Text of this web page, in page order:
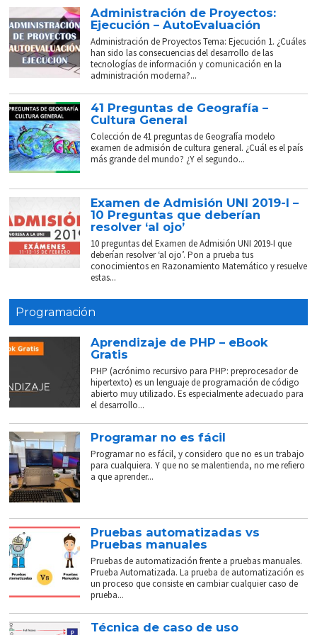
Administración de Proyectos:
Ejecución – AutoEvaluación
Administración de Proyectos Tema: Ejecución 1. ¿Cuáles
han sido las consecuencias del desarrollo de las
tecnologías de información y comunicación en la
administración moderna?...
41 Preguntas de Geografía –
Cultura General
Colección de 41 preguntas de Geografía modelo
examen de admisión de cultura general. ¿Cuál es el país
más grande del mundo? ¿Y el segundo...
Examen de Admisión UNI 2019-I –
10 Preguntas que deberían
resolver ‘al ojo’
10 preguntas del Examen de Admisión UNI 2019-I que
deberían resolver ‘al ojo’. Pon a prueba tus
conocimientos en Razonamiento Matemático y resuelve
estas...
Programación
Aprendizaje de PHP – eBook
Gratis
PHP (acrónimo recursivo para PHP: preprocesador de
hipertexto) es un lenguaje de programación de código
abierto muy utilizado. Es especialmente adecuado para
el desarrollo...
Programar no es fácil
Programar no es fácil, y considero que no es un trabajo
para cualquiera. Y que no se malentienda, no me refiero
a que aprender...
Pruebas automatizadas vs
Pruebas manuales
Pruebas de automatización frente a pruebas manuales.
Prueba Automatizada. La prueba de automatización es
un proceso que consiste en cambiar cualquier caso de
prueba...
Técnica de caso de uso